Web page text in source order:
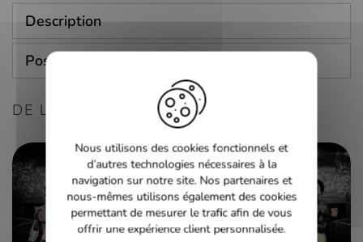
Description
Poser une question
DE LA MÊME CONSOLE
Nous utilisons des cookies fonctionnels et
d’autres technologies nécessaires à la
navigation sur notre site. Nos partenaires et
nous-mêmes utilisons également des cookies
permettant de mesurer le trafic afin de vous
offrir une expérience client personnalisée.